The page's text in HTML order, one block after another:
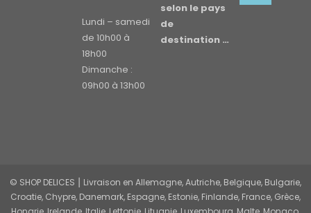
Lundi – samedi
de 10h00 à
18h00
Dimanche :
09h00 à 13h00
selon le pays
de
destination …
© SHOP DELICES ⎮ Livraison en Allemagne, Autriche, Belgique, Bulgarie,
Croatie, Chypre, Danemark, Espagne, Estonie, Finlande, France, Grèce,